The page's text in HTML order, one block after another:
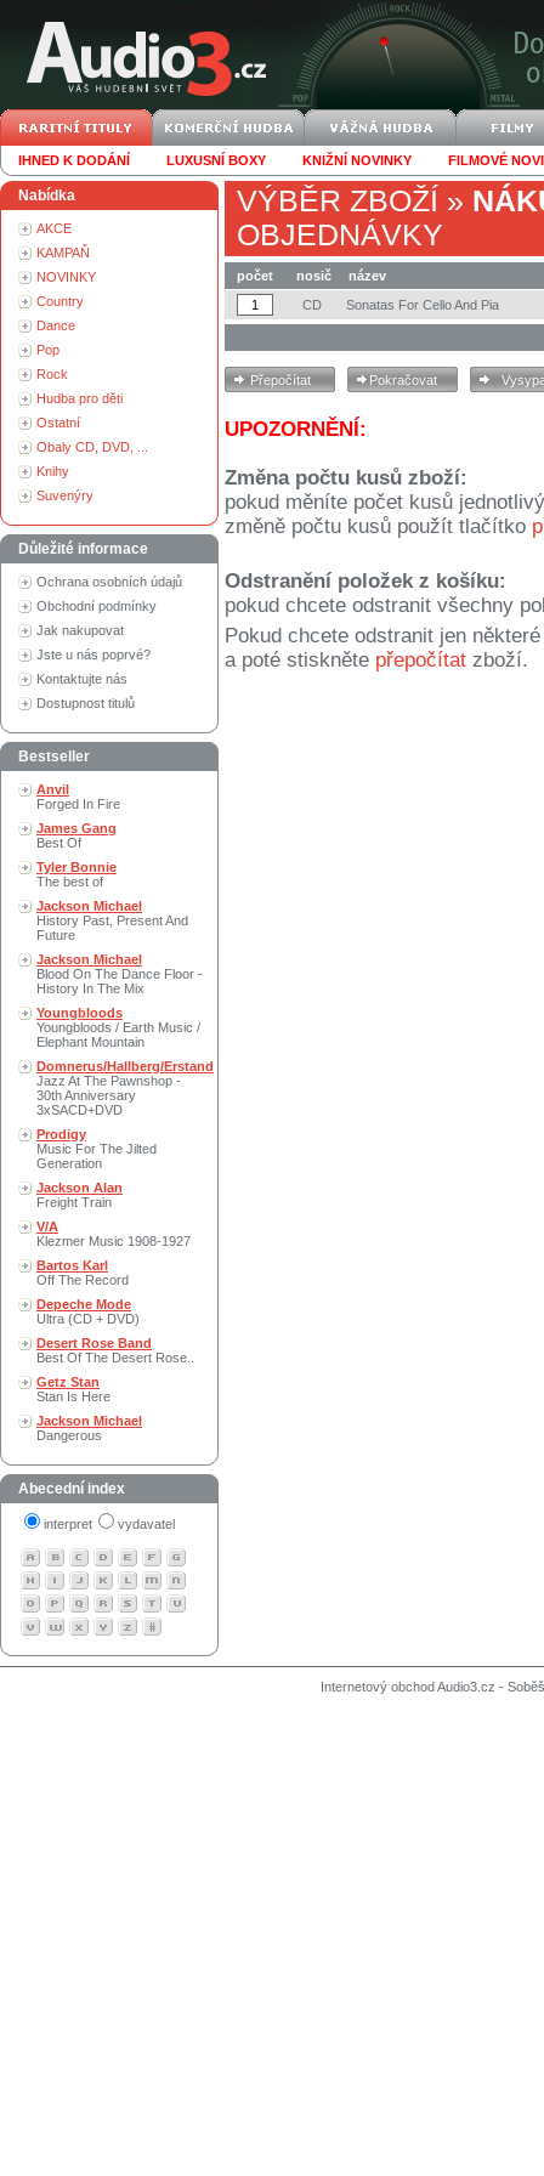
IHNED K DODÁNÍ LUXUSNÍ BOXY KNIŽNÍ NOVINKY FILMOVÉ
Nabídka
AKCE
KAMPAŇ
NOVINKY
Country
Dance
Pop
Rock
Hudba pro děti
Ostatní
Obaly CD, DVD, ...
Knihy
Suvenýry
Důležité informace
Ochrana osobních údajů
Obchodní podmínky
Jak nakupovat
Jste u nás poprvé?
Kontaktujte nás
Dostupnost titulů
Bestseller
Anvil
Forged In Fire
James Gang
Best Of
Tyler Bonnie
The best of
Jackson Michael
History Past, Present And
Future
Jackson Michael
Blood On The Dance Floor -
History In The Mix
Youngbloods
Youngbloods / Earth Music /
Elephant Mountain
Domnerus/Hallberg/Erstand
Jazz At The Pawnshop -
30th Anniversary
3xSACD+DVD
Prodigy
Music For The Jilted
Generation
Jackson Alan
Freight Train
V/A
Klezmer Music 1908-1927
Bartos Karl
Off The Record
Depeche Mode
Ultra (CD + DVD)
Desert Rose Band
Best Of The Desert Rose..
Getz Stan
Stan Is Here
Jackson Michael
Dangerous
Abecední index
interpret vydavatel
VÝBĚR ZBOŽÍ »
OBJEDNÁVKY
počet nosič
název
CD
Sonatas For Cello And Pia
UPOZORNĚNÍ:
Změna počtu kusů zboží:
pokud měníte počet kusů
změně počtu kusů použít tlačítko
Odstranění položek z košíku:
pokud chcete odstranit všechny
Pokud chcete odstranit jen
a poté stiskněte přepočítat zboží.
Internetový obchod Audio3.cz -